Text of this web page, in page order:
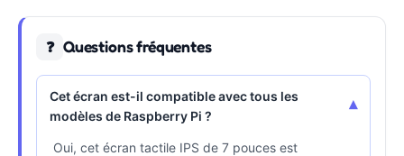
❓ Questions fréquentes
Cet écran est-il compatible avec tous les
modèles de Raspberry Pi ?
▾
Oui, cet écran tactile IPS de 7 pouces est